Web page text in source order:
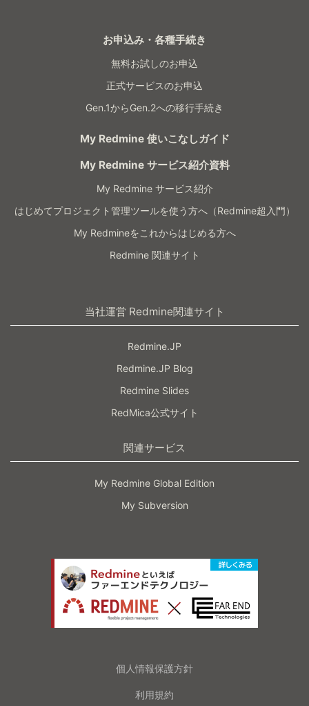
お申込み・各種手続き
無料お試しのお申込
正式サービスのお申込
Gen.1からGen.2への移行手続き
My Redmine 使いこなしガイド
My Redmine サービス紹介資料
My Redmine サービス紹介
はじめてプロジェクト管理ツールを使う方へ（Redmine超入門）
My Redmineをこれからはじめる方へ
Redmine 関連サイト
当社運営 Redmine関連サイト
Redmine.JP
Redmine.JP Blog
Redmine Slides
RedMica公式サイト
関連サービス
My Redmine Global Edition
My Subversion
個人情報保護方針
利用規約